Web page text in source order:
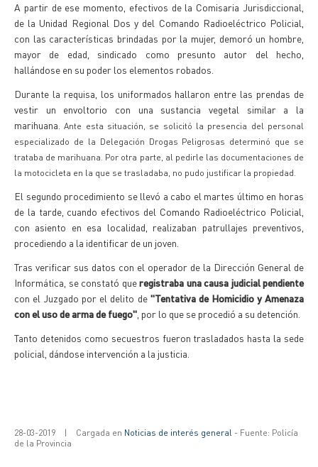
A partir de ese momento, efectivos de la Comisaria Jurisdiccional,
de la Unidad Regional Dos y del Comando Radioeléctrico Policial,
con las características brindadas por la mujer, demoró un hombre,
mayor de edad, sindicado como presunto autor del hecho,
hallándose en su poder los elementos robados.
Durante la requisa, los uniformados hallaron entre las prendas de
vestir un envoltorio con una sustancia vegetal similar a la
marihuana.Ante esta situación, se solicitó la presencia del personal
especializado de la Delegación Drogas Peligrosas determinó que se
trataba de marihuana. Por otra parte, al pedirle las documentaciones de
la motocicleta en la que se trasladaba, no pudo justificar la propiedad.
El segundo procedimiento se llevó a cabo el martes último en horas
de la tarde, cuando efectivos del Comando Radioeléctrico Policial,
con asiento en esa localidad, realizaban patrullajes preventivos,
procediendo a la identificar de un joven.
Tras verificar sus datos con el operador de la Dirección General de
Informática, se constató queregistraba una causa judicial pendiente
con el Juzgado por el delito de "Tentativa de Homicidio y Amenaza
con el uso de arma de fuego" , por lo que se procedió a su detención.
Tanto detenidos como secuestros fueron trasladados hasta la sede
policial, dándose intervención a la justicia.
28-03-2019 | Cargada en Noticias de interés general - Fuente: Policía
de la Provincia